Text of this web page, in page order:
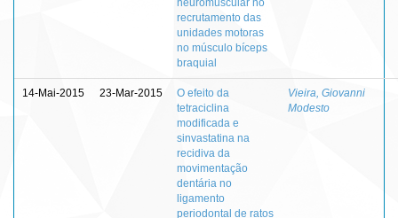
recrutamento das
unidades motoras
no músculo bíceps
braquial
14-Mai-2015 23-Mar-2015
O efeito da
tetraciclina
modificada e
sinvastatina na
recidiva da
movimentação
dentária no
ligamento
periodontal de ratos
Vieira, Giovanni
Modesto